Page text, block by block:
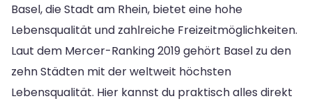
Basel, die Stadt am Rhein, bietet eine hohe
Lebensqualität und zahlreiche Freizeitmöglichkeiten.
Laut dem Mercer-Ranking 2019 gehört Basel zu den
zehn Städten mit der weltweit höchsten
Lebensqualität. Hier kannst du praktisch alles direkt